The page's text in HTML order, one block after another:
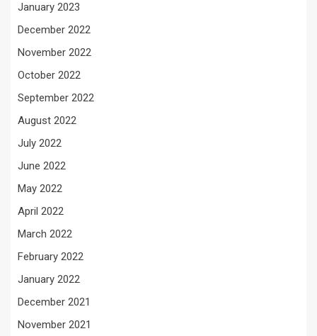
January 2023
December 2022
November 2022
October 2022
September 2022
August 2022
July 2022
June 2022
May 2022
April 2022
March 2022
February 2022
January 2022
December 2021
November 2021